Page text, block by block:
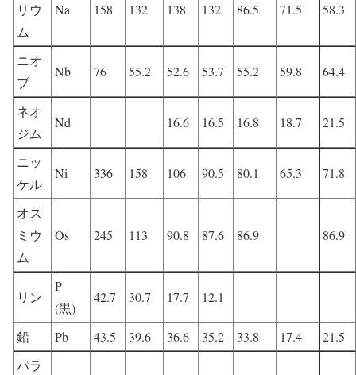
リウ
ム
Na 158 132 138 132 86.5 71.5 58.3
ニオ
ブ
Nb 76 55.2 52.6 53.7 55.2 59.8 64.4
ネオ
ジム
Nd 16.6 16.5 16.8 18.7 21.5
ニッ
ケル
Ni 336 158 106 90.5 80.1 65.3 71.8
オス
ミウ
ム
Os 245 113 90.8 87.6 86.9 86.9
リン
P
(黒)
42.7 30.7 17.7 12.1
鉛 Pb 43.5 39.6 36.6 35.2 33.8 17.4
21.5
パラ